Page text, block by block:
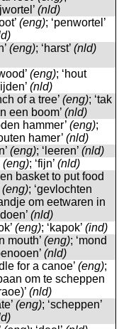
(nld)
(eng); ‘penwortel’
(eng); ‘harst’ (nld)
(eng); ‘hout
(nld)
of a tree’ (eng); ‘tak
een boom’ (nld)
hammer’ (eng);
hamer’ (nld)
(eng); ‘leeren’ (nld)
(eng); ‘fijn’ (nld)
basket to put food
(eng); ‘gevlochten
om eetwaren in
(nld)
(eng); ‘kapok’ (ind)
mouth’ (eng); ‘mond
(nld)
for a canoe’ (eng);
om te scheppen
(nld)
(eng); ‘scheppen’